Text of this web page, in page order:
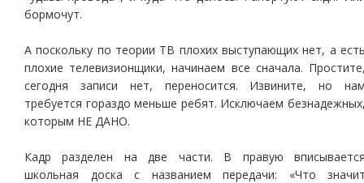
бормочут.
А поскольку по теории ТВ плохих выступающих нет, а
плохие телевизионщики, начинаем все сначала.
сегодня записи нет, переносится. Извините, но
требуется гораздо меньше ребят. Исключаем
которым НЕ ДАНО.
Кадр разделен на две части. В правую
школьная доска с названием передачи: «Что